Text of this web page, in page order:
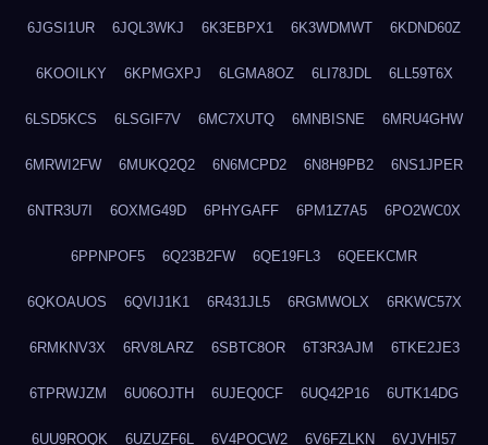
6JGSI1UR 6JQL3WKJ 6K3EBPX1 6K3WDMWT 6KDND60Z
6KOOILKY 6KPMGXPJ 6LGMA8OZ 6LI78JDL 6LL59T6X
6LSD5KCS 6LSGIF7V 6MC7XUTQ 6MNBISNE 6MRU4GHW
6MRWI2FW 6MUKQ2Q2 6N6MCPD2 6N8H9PB2 6NS1JPER
6NTR3U7I 6OXMG49D 6PHYGAFF 6PM1Z7A5 6PO2WC0X
6PPNPOF5 6Q23B2FW 6QE19FL3 6QEEKCMR
6QKOAUOS 6QVIJ1K1 6R431JL5 6RGMWOLX 6RKWC57X
6RMKNV3X 6RV8LARZ 6SBTC8OR 6T3R3AJM 6TKE2JE3
6TPRWJZM 6U06OJTH 6UJEQ0CF 6UQ42P16 6UTK14DG
6UU9ROQK 6UZUZF6L 6V4POCW2 6V6FZLKN 6VJVHI57